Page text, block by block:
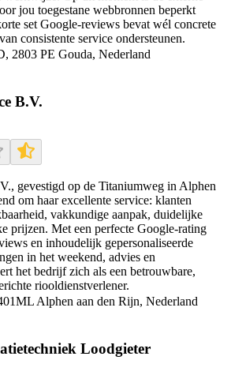
jou toegestane webbronnen beperkt
set Google-reviews bevat wél concrete
consistente service ondersteunen.
2803 PE Gouda, Nederland
B.V.
gevestigd op de Titaniumweg in Alphen
om haar excellente service: klanten
vakkundige aanpak, duidelijke
prijzen. Met een perfecte Google-rating
en inhoudelijk gepersonaliseerde
in het weekend, advies en
het bedrijf zich als een betrouwbare,
riooldienstverlener.
Alphen aan den Rijn, Nederland
Loodgieter